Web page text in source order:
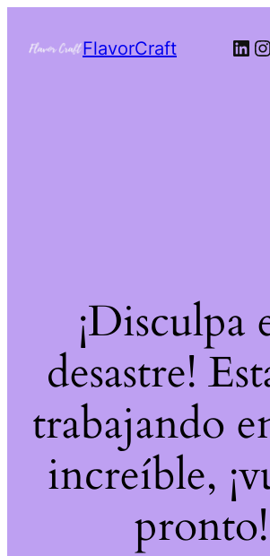
FlavorCraft
¡Disculpa
desastre!
trabajando
increíble,
pronto!